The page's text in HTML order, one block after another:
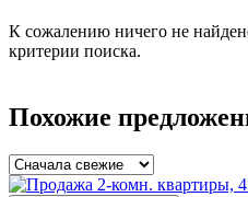
К сожалению ничего не
критерии поиска.
Похожие